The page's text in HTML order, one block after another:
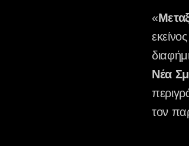
«
Νέα
τον